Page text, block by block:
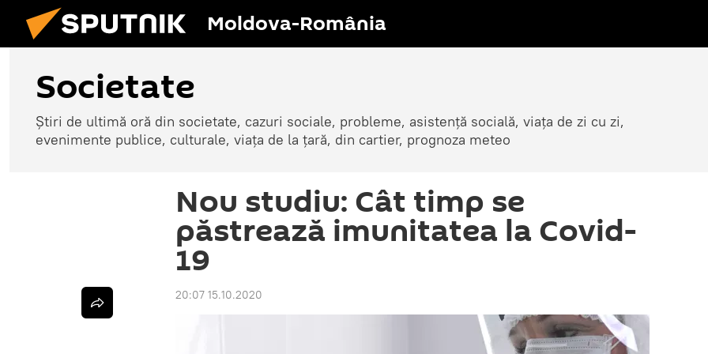
Moldova-România
Societate
Știri de ultimă oră din societate, cazuri sociale, probleme, asistență socială, viața de zi cu zi,
evenimente publice, culturale, viața de la țară, din cartier, prognoza meteo
Nou studiu: Cât timp se
păstrează imunitatea la Covid-
19
20:07 15.10.2020